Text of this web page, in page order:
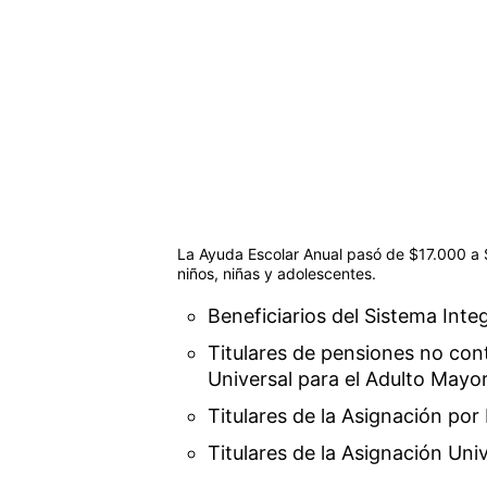
La Ayuda Escolar Anual pasó de $17.000
niños, niñas y adolescentes.
Beneficiarios del Sistema
Titulares de pensiones no
Universal para el Adulto
Titulares de la Asignación
Titulares de la Asignación